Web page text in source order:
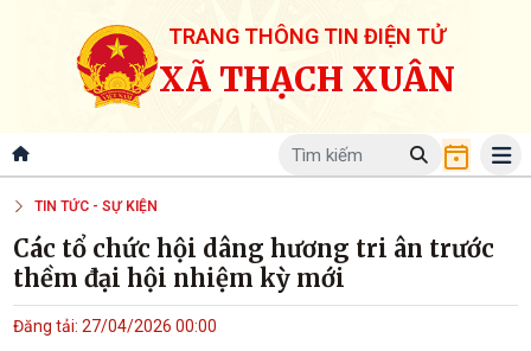
TRANG THÔNG TIN ĐIỆN TỬ
XÃ THẠCH XUÂN
TIN TỨC - SỰ KIỆN
Các tổ chức hội dâng hương tri ân trước
thềm đại hội nhiệm kỳ mới
Đăng tải: 27/04/2026 00:00